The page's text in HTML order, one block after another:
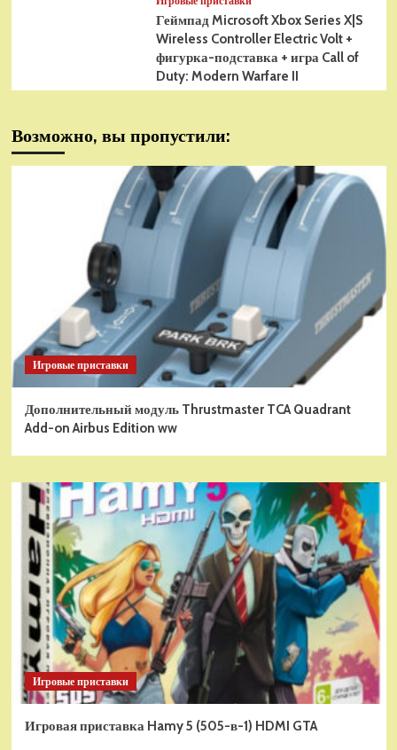
Геймпад Microsoft Xbox Series X|S
Wireless Controller Electric Volt +
фигурка-подставка + игра Call of
Duty: Modern Warfare II
Возможно, вы пропустили:
Игровые приставки
Дополнительный модуль Thrustmaster TCA Quadrant
Add-on Airbus Edition ww
Игровые приставки
Игровая приставка Hamy 5 (505-в-1) HDMI GTA